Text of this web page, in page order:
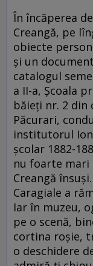
În încăperea
Creangă, pe
obiecte
și un
catalogul
a II-a, Școala
băieți nr. 2 din
Păcurari,
institutorul Ion
școlar 1882-
nu foarte mari
Creangă
Caragiale a
Iar în muzeu,
pe o scenă,
cortina roșie,
o deschidere